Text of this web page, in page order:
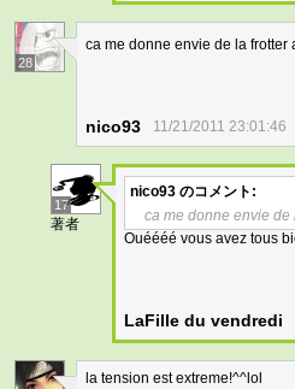
28
ca me donne envie de la frotter
nico93 11/21/2011 23:01:46
17
著者
nico93 のコメント:
ca me donne envie
Ouéééé vous avez tous
LaFille du vendredi
la tension est extreme!^^lol